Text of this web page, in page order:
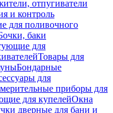
отпугиватели
и контроль
для поливочного
баки
для
Товары для
Бондарные
для
приборы для
для купелейОкна
дверные для бани и